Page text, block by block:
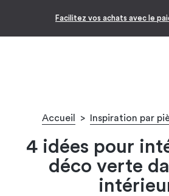
Facilitez vos achats avec le
Accueil > Inspiration par
4 idées pour
déco verte